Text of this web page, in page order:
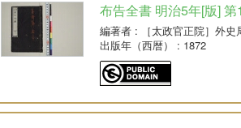
布告全書 明治5年[版]
編著者 : ［太政官正院］外史
出版年（西暦）
: 1872